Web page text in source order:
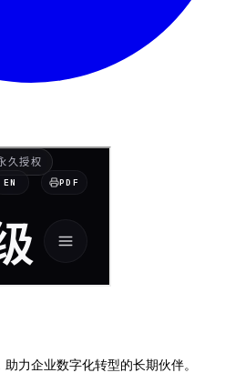
力企业数字化转型的长期伙伴。